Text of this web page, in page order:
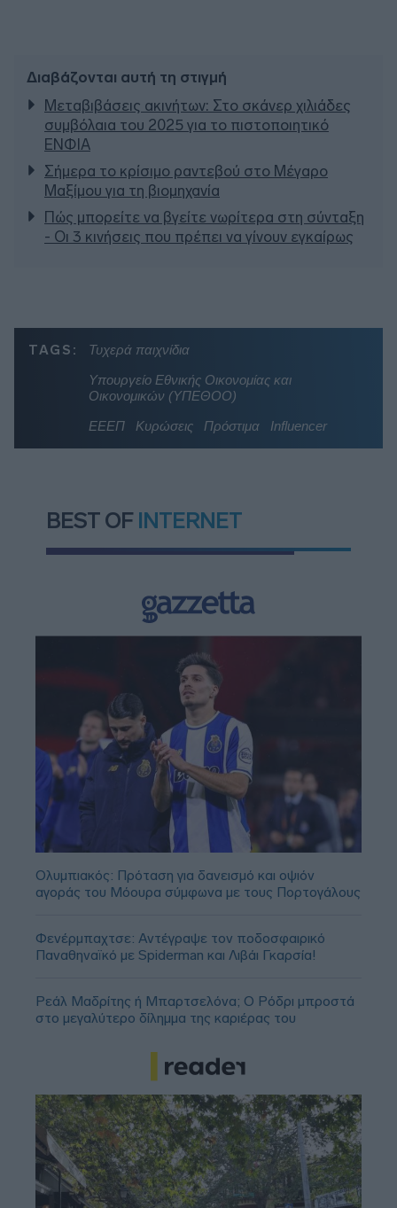
Διαβάζονται αυτή τη στιγμή
Μεταβιβάσεις ακινήτων: Στο σκάνερ χιλιάδες
συμβόλαια του 2025 για το πιστοποιητικό
ΕΝΦΙΑ
Σήμερα το κρίσιμο ραντεβού στο Μέγαρο
Μαξίμου για τη βιομηχανία
Πώς μπορείτε να βγείτε νωρίτερα στη σύνταξη
- Οι 3 κινήσεις που πρέπει να γίνουν εγκαίρως
TAGS:
Τυχερά παιχνίδια
Υπουργείο Εθνικής Οικονομίας και
Οικονομικών (ΥΠΕΘΟΟ)
ΕΕΕΠ
Κυρώσεις Πρόστιμα Influencer
BEST OF INTERNET
Ολυμπιακός: Πρόταση για δανεισμό και οψιόν
αγοράς του Μόουρα σύμφωνα με τους Πορτογάλους
Φενέρμπαχτσε: Αντέγραψε τον ποδοσφαιρικό
Παναθηναϊκό με Spiderman και Λιβάι Γκαρσία!
Ρεάλ Μαδρίτης ή Μπαρτσελόνα; Ο Ρόδρι μπροστά
στο μεγαλύτερο δίλημμα της καριέρας του